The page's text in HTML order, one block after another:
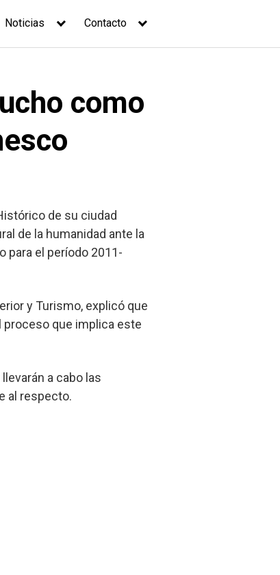
Noticias Contacto
como
de su ciudad
de la humanidad ante la
para el período 2011-
y Turismo, explicó que
proceso que implica este
a cabo las
al respecto.